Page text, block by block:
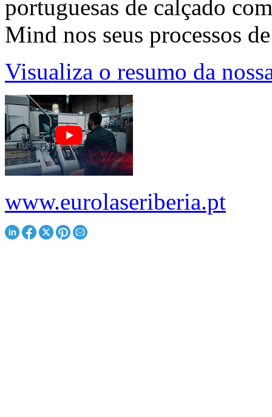
portuguesas de calçado
Mind nos seus processos
Visualiza o resumo da
www.eurolaseriberia.pt